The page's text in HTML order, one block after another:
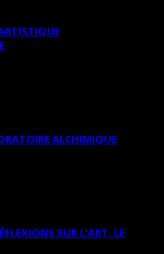
ALCHIMIQUE
SUR L’ART, LE